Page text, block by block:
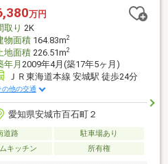
ご内覧・ご来店 ご希望のお客
す！ご希望のお日にちをお気軽
万円
取り 2K
物面積164.83m2
地面積226.51m2
年月 2009年4月(築17年5ヶ月)
ＪＲ東海道本線 安城駅 徒歩24分
の他の交通
愛知県安城市百石町２
道路
駐車場あり
キッチン 所有権